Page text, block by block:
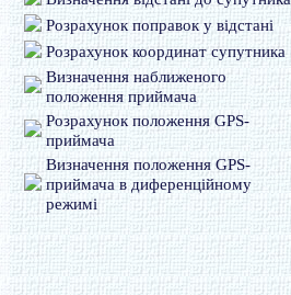
Розрахунок поправок у відстані
Розрахунок координат супутника
Визначення наближеного
положення приймача
Розрахунок положення GPS-
приймача
Визначення положення GPS-
приймача в диференційному
режимі